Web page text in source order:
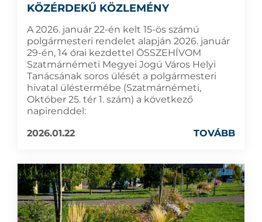
KÖZÉRDEKŰ KÖZLEMÉNY
A 2026. január 22-én kelt 15-ös számú
polgármesteri rendelet alapján 2026. január
29-én, 14 órai kezdettel ÖSSZEHÍVOM
Szatmárnémeti Megyei Jogú Város Helyi
Tanácsának soros ülését a polgármesteri
hivatal üléstermébe (Szatmárnémeti,
Október 25. tér 1. szám) a következő
napirenddel:
2026.01.22
TOVÁBB